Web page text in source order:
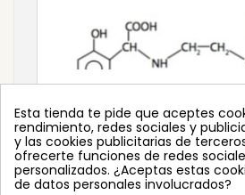
Los isómeros o,o EDDHA y
quelatos de hierro
searchLeer mas
Esta tienda te pide que aceptes
rendimiento, redes sociales y
y las cookies publicitarias de
ofrecerte funciones de redes
personalizados. ¿Aceptas estas
de datos personales involucrados?